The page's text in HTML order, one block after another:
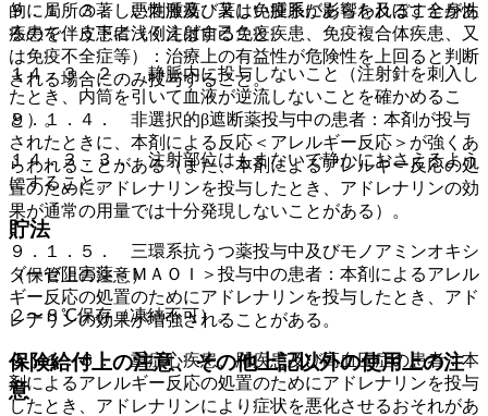
的に局所の著しい刺激及び著しい腫脹があらわれることがあ
るので、皮下に浅く注射すること。
１４．３．２． 静脈内に投与しないこと（注射針を刺入し
たとき、内筒を引いて血液が逆流しないことを確かめるこ
と）。
１４．３．３． 注射部位はもまないで静かにおさえるよう
にすること。
貯法
（保管上の注意）
２〜８℃保存（凍結不可）。
保険給付上の注意、その他上記以外の使用上の注
意
９．１．３． 悪性腫瘍、又は免疫系に影響を及ぼす全身性
疾患を伴う患者（例えば自己免疫疾患、免疫複合体疾患、又
は免疫不全症等）：治療上の有益性が危険性を上回ると判断
される場合にのみ投与すること。
９．１．４． 非選択的β遮断薬投与中の患者：本剤が投与
されたときに、本剤による反応＜アレルギー反応＞が強くあ
らわれることがある（また、本剤によるアレルギー反応の処
置のためにアドレナリンを投与したとき、アドレナリンの効
果が通常の用量では十分発現しないことがある）。
９．１．５． 三環系抗うつ薬投与中及びモノアミンオキシ
ダーゼ阻害薬＜ＭＡＯＩ＞投与中の患者：本剤によるアレル
ギー反応の処置のためにアドレナリンを投与したとき、アド
レナリンの効果が増強されることがある。
９．１．６． 重症心疾患、肺疾患及び高血圧症の患者：本
剤によるアレルギー反応の処置のためにアドレナリンを投与
したとき、アドレナリンにより症状を悪化させるおそれがあ